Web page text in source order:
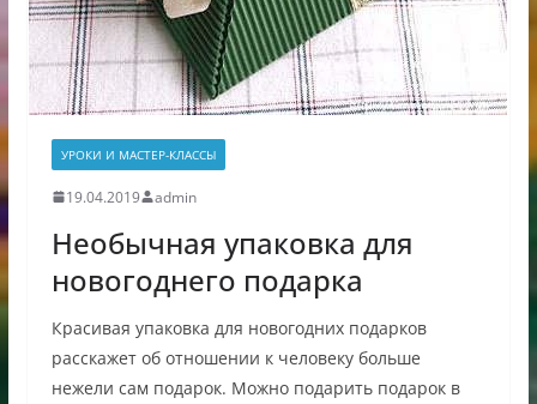
УРОКИ И МАСТЕР-КЛАССЫ
19.04.2019 admin
Необычная упаковка для
новогоднего подарка
Красивая упаковка для новогодних подарков
расскажет об отношении к человеку больше
нежели сам подарок. Можно подарить подарок в